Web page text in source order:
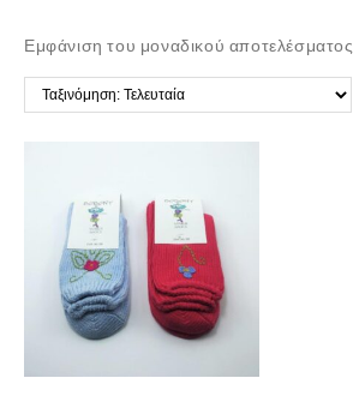
Εμφάνιση του μοναδικού αποτελέσματος